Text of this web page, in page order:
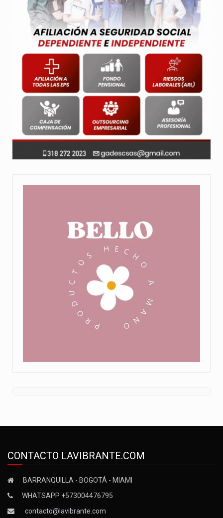
CONTACTO LAVIBRANTE.COM
BARRANQUILLA - BOGOTÁ - MIAMI
WHATSAPP +573004476795
contacto@lavibrante.com